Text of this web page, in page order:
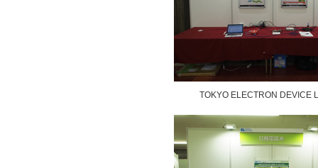
TOKYO ELECTRON DEVICE